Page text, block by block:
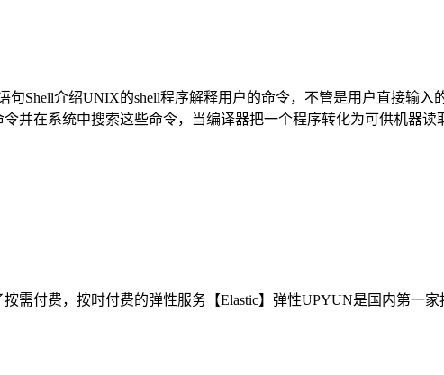
句Shell介绍UNIX的shell程序解释用户的命令，不管是用户直接输
并在系统中搜索这些命令，当编译器把一个程序转化为可供机器
需付费，按时付费的弹性服务【Elastic】弹性UPYUN是国内第一